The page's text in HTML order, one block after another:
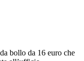
bollo da 16 euro che